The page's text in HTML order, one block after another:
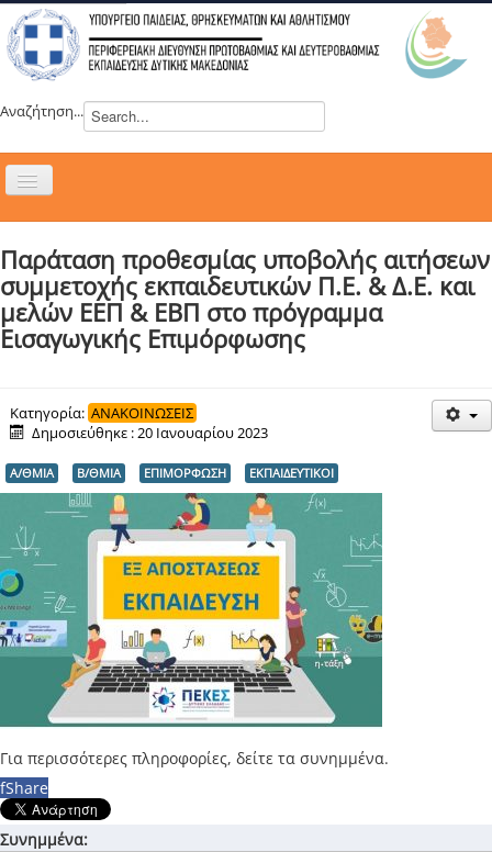
Αναζήτηση...
Εναλλαγή
ΝΕΑ
ΣΥΜΒΟΥΛΙΑ
ΕΥΡΩΠΑΪΚΑ ΠΡΟΓΡΑΜΜΑΤΑ
ΔΡΑΣΕΙΣ
ΕΠΙΚΟΙΝΩΝΙΑ
ΕΞ ΑΠΟΣΤΑΣΕΩΣ ΕΚΠΑΙΔΕΥΣΗ
Παράταση προθεσμίας υποβολής αιτήσεων
συμμετοχής εκπαιδευτικών Π.Ε. & Δ.Ε. και
μελών ΕΕΠ & ΕΒΠ στο πρόγραμμα
Εισαγωγικής Επιμόρφωσης
Κατηγορία: ΑΝΑΚΟΙΝΩΣΕΙΣ
Δημοσιεύθηκε : 20 Ιανουαρίου 2023
Α/ΘΜΙΑ Β/ΘΜΙΑ ΕΠΙΜΟΡΦΩΣΗ ΕΚΠΑΙΔΕΥΤΙΚΟΙ
Για περισσότερες πληροφορίες, δείτε τα συνημμένα.
fShare
Συνημμένα: